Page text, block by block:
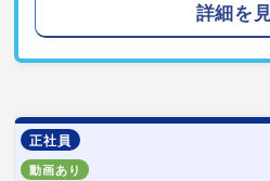
詳細を
正社員
動画あり